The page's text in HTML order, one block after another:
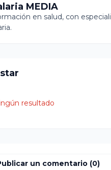
MEDIA
en salud, con
resultado
un comentario (0)